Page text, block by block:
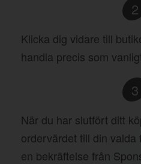
2
Klicka dig vidare till
handla precis som
3
När du har slutfört ditt
ordervärdet till din valda
en bekräftelse från